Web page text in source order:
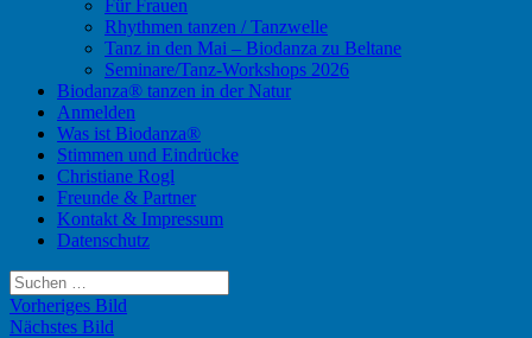
Für Frauen
Rhythmen tanzen / Tanzwelle
Tanz in den Mai – Biodanza zu Beltane
Seminare/Tanz-Workshops 2026
Biodanza® tanzen in der Natur
Anmelden
Was ist Biodanza®
Stimmen und Eindrücke
Christiane Rogl
Freunde & Partner
Kontakt & Impressum
Datenschutz
Suchen
nach:
Vorheriges Bild
Nächstes Bild